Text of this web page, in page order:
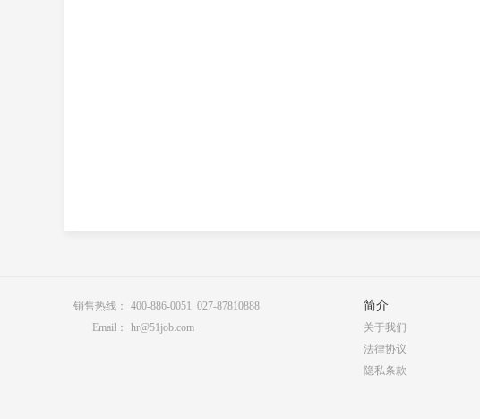
销售热线：
400-886-0051 027-87810888
Email：
hr@51job.com
简介
关于我们
法律协议
隐私条款